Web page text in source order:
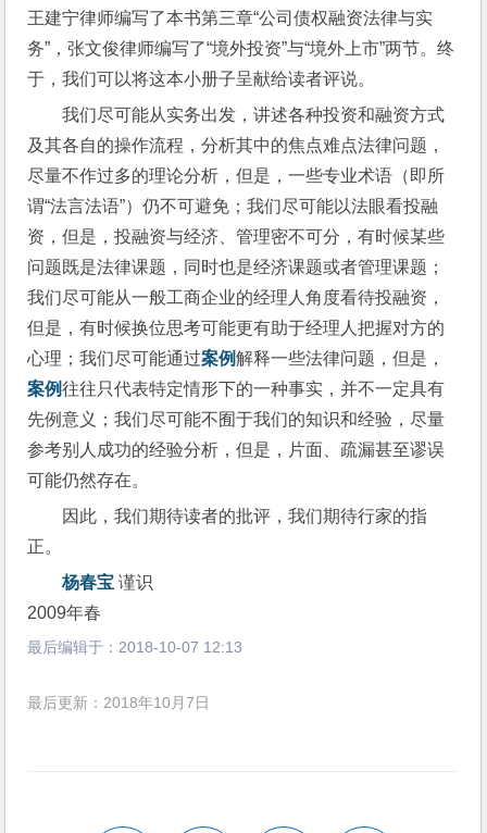
王建宁律师编写了本书第三章“公司债权融资法律与实
务”，张文俊律师编写了“境外投资”与“境外上市”两节。终
于，我们可以将这本小册子呈献给读者评说。
我们尽可能从实务出发，讲述各种投资和融资方式
及其各自的操作流程，分析其中的焦点难点法律问题，
尽量不作过多的理论分析，但是，一些专业术语（即所
谓“法言法语”）仍不可避免；我们尽可能以法眼看投融
资，但是，投融资与经济、管理密不可分，有时候某些
问题既是法律课题，同时也是经济课题或者管理课题；
我们尽可能从一般工商企业的经理人角度看待投融资，
但是，有时候换位思考可能更有助于经理人把握对方的
心理；我们尽可能通过案例解释一些法律问题，但是，
案例往往只代表特定情形下的一种事实，并不一定具有
先例意义；我们尽可能不囿于我们的知识和经验，尽量
参考别人成功的经验分析，但是，片面、疏漏甚至谬误
可能仍然存在。
因此，我们期待读者的批评，我们期待行家的指
正。
杨春宝 谨识
2009年春
最后编辑于： 2018-10-07 12:13
最后更新：2018年10月7日